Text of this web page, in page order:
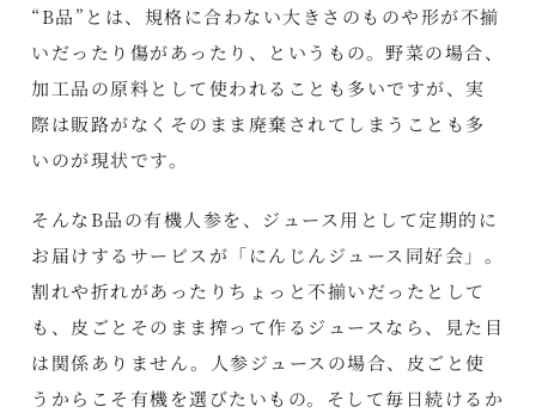
“B品”とは、規格に合わない大きさのものや形が不揃
いだったり傷があったり、というもの。野菜の場合、
加工品の原料として使われることも多いですが、実
際は販路がなくそのまま廃棄されてしまうことも多
いのが現状です。
そんなB品の有機人参を、ジュース用として定期的に
お届けするサービスが「にんじんジュース同好会」。
割れや折れがあったりちょっと不揃いだったとして
も、皮ごとそのまま搾って作るジュースなら、見た目
は関係ありません。人参ジュースの場合、皮ごと使
うからこそ有機を選びたいもの。そして毎日続けるか